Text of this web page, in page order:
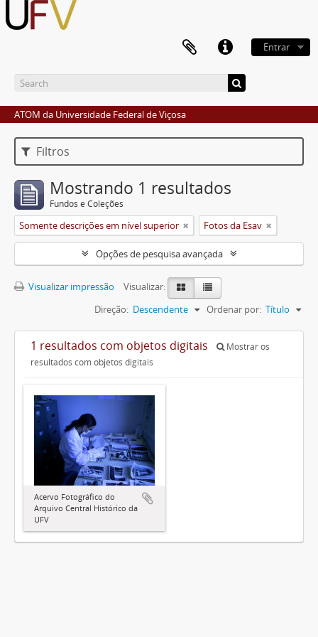
Entrar
ATOM da Universidade Federal de Viçosa
Filtros
Mostrando 1 resultados
Fundos e Coleções
Somente descrições em nível superior Fotos da Esav
Opções de pesquisa avançada
Visualizar impressão
Visualizar:
Ordenar por: Título
Direção: Descendente
1 resultados com objetos digitais
Mostrar os
resultados com objetos digitais
Acervo Fotográfico do
Arquivo Central Histórico da
UFV